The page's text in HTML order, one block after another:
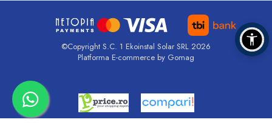
©Copyright S.C. 1 Ekoinstal Solar SRL 2026
Platforma E-commerce by Gomag